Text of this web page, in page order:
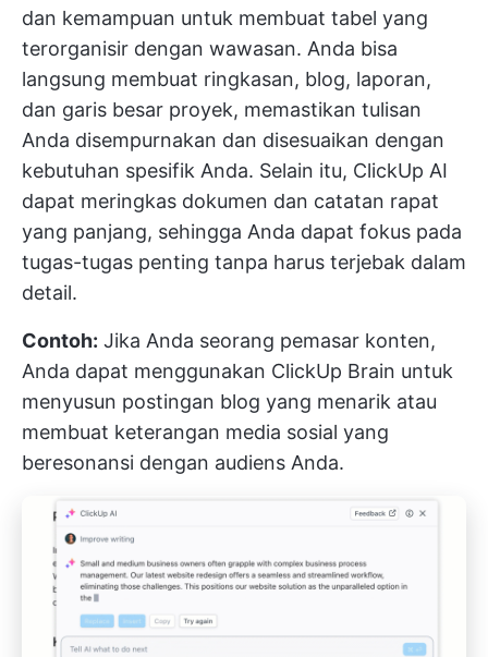
dan kemampuan untuk membuat tabel yang
terorganisir dengan wawasan. Anda bisa
langsung membuat ringkasan, blog, laporan,
dan garis besar proyek, memastikan tulisan
Anda disempurnakan dan disesuaikan dengan
kebutuhan spesifik Anda. Selain itu, ClickUp AI
dapat meringkas dokumen dan catatan rapat
yang panjang, sehingga Anda dapat fokus pada
tugas-tugas penting tanpa harus terjebak dalam
detail.
Contoh: Jika Anda seorang pemasar konten,
Anda dapat menggunakan ClickUp Brain untuk
menyusun postingan blog yang menarik atau
membuat keterangan media sosial yang
beresonansi dengan audiens Anda.